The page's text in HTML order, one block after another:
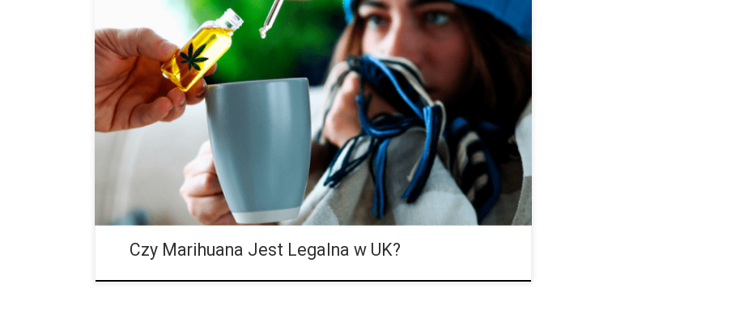
Czy marihuana jest legalna w Wielkiej Brytanii? Krótka historia i analiza brytyjskiego
prawa. Każdy, kto choćby przelotnie interesuje się reformą konopi indyjskich, nie
może zignorować radykalnych zmian zachodzących obecnie na całym świecie.
Marihuana jest już legalna w Kanadzie i wielu stanach USA, a Niemcy zobowiązały się
do jej pełnej legalizacji przed następną kadencją wyborczą. Nic dziwnego, że coraz
więcej Brytyjczyków zadaje sobie pytanie: czy marihuana w Wielkiej Brytanii jest już […]
Czy Marihuana Jest Legalna w UK?